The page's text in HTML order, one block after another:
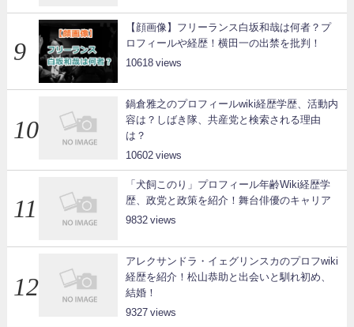
【顔画像】フリーランス白坂和哉は何者？プ
ロフィールや経歴！横田一の出禁を批判！
10618
鍋倉雅之のプロフィールwiki経歴学歴、活動内
容は？しばき隊、共産党と検索される理由
は？
10602
「犬飼このり」プロフィール年齢Wiki経歴学
歴、政党と政策を紹介！舞台俳優のキャリア
9832
アレクサンドラ・イェグリンスカのプロフwiki
経歴を紹介！松山恭助と出会いと馴れ初め、
結婚！
9327